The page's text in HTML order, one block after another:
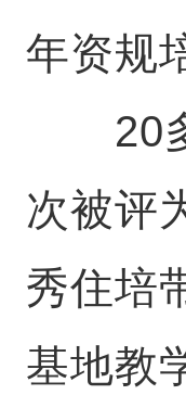
年资规
20多
次被评
秀住培
基地教